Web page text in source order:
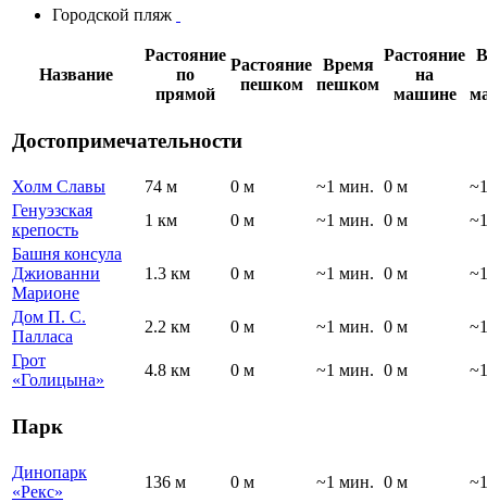
Городской пляж
Название
Растояние
по
прямой
Растояние
пешком
Время
пешком
Растояние
на
машине
Достопримечательности
Холм Славы 74 м 0 м ~1 мин. 0 м
Генуэзская
крепость
1 км 0 м ~1 мин. 0 м
Башня консула
Джиованни
Марионе
1.3 км 0 м ~1 мин. 0 м
Дом П. С.
Палласа
2.2 км 0 м ~1 мин. 0 м
Грот
«Голицына»
4.8 км 0 м ~1 мин. 0 м
Парк
Динопарк
«Рекс»
136 м 0 м ~1 мин. 0 м